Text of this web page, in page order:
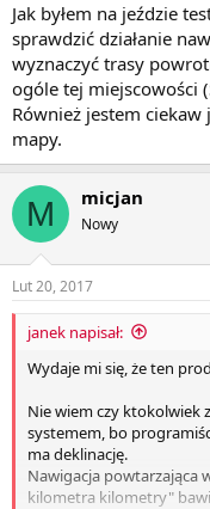
Jak byłem na jeździe
sprawdzić działanie
wyznaczyć trasy
ogóle tej miejscowości
Również jestem
mapy.
M micjan
Nowy
Lut 20, 2017
janek napisał:
Wydaje mi się, że ten
Nie wiem czy ktokolwiek
systemem, bo
ma deklinację.
Nawigacja powtarzająca
kilometra kilometry"